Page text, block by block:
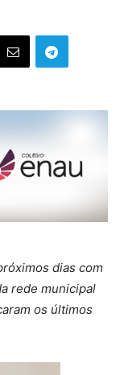
dias com
rede municipal
os últimos